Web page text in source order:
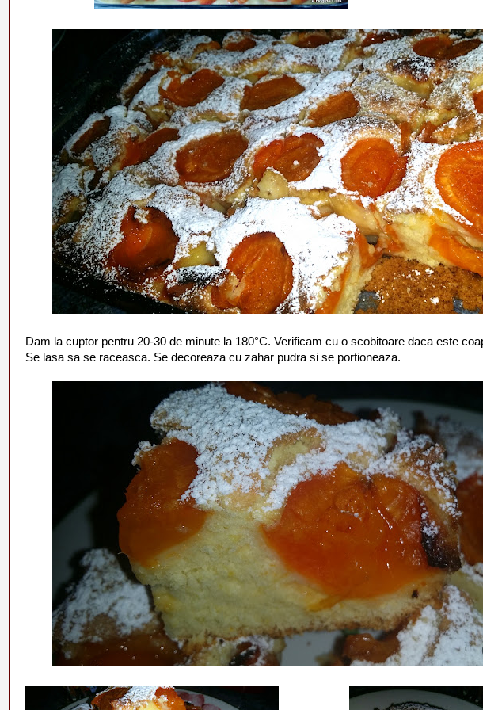
Dam la cuptor pentru 20-30 de minute la 180°C. Verificam cu o scobitoare daca este
Se lasa sa se raceasca. Se decoreaza cu zahar pudra si se portioneaza.